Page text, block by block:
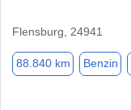
Flensburg, 24941
88.840 km Benzin